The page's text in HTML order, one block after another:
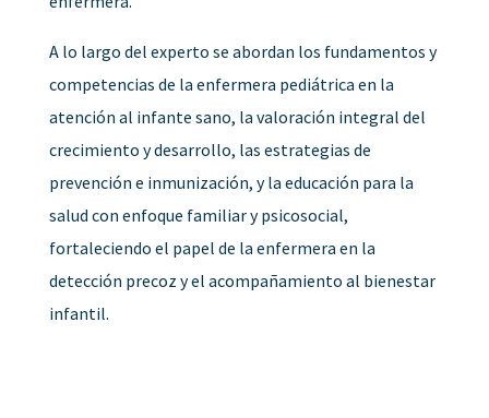
A lo largo del experto se abordan los fundamentos y
competencias de la enfermera pediátrica en la
atención al infante sano, la valoración integral del
crecimiento y desarrollo, las estrategias de
prevención e inmunización, y la educación para la
salud con enfoque familiar y psicosocial,
fortaleciendo el papel de la enfermera en la
detección precoz y el acompañamiento al bienestar
infantil.